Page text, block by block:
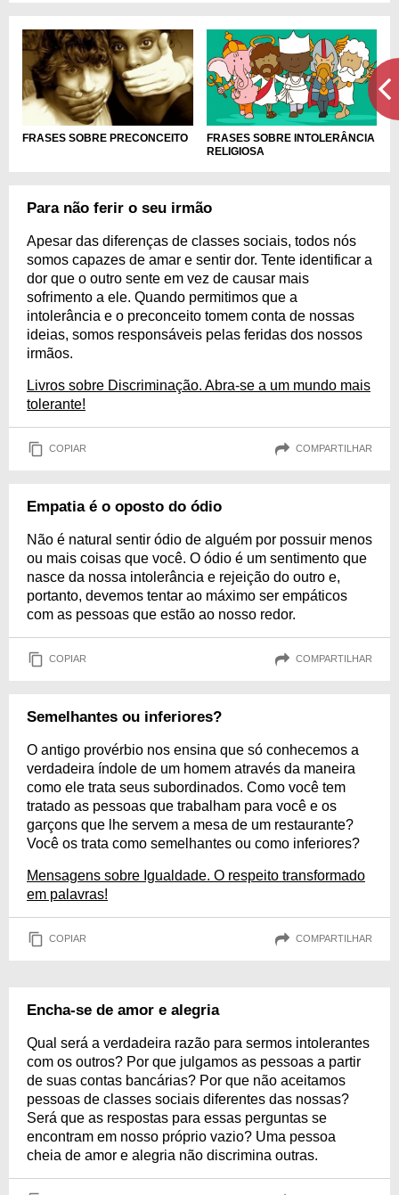
FRASES SOBRE PRECONCEITO
FRASES SOBRE INTOLERÂNCIA
RELIGIOSA
Para não ferir o seu irmão
Apesar das diferenças de classes sociais, todos nós
somos capazes de amar e sentir dor. Tente identificar a
dor que o outro sente em vez de causar mais
sofrimento a ele. Quando permitimos que a
intolerância e o preconceito tomem conta de nossas
ideias, somos responsáveis pelas feridas dos nossos
irmãos.
Livros sobre Discriminação. Abra-se a um mundo mais
tolerante!
COPIAR COMPARTILHAR
Empatia é o oposto do ódio
Não é natural sentir ódio de alguém por possuir menos
ou mais coisas que você. O ódio é um sentimento que
nasce da nossa intolerância e rejeição do outro e,
portanto, devemos tentar ao máximo ser empáticos
com as pessoas que estão ao nosso redor.
COPIAR COMPARTILHAR
Semelhantes ou inferiores?
O antigo provérbio nos ensina que só conhecemos a
verdadeira índole de um homem através da maneira
como ele trata seus subordinados. Como você tem
tratado as pessoas que trabalham para você e os
garçons que lhe servem a mesa de um restaurante?
Você os trata como semelhantes ou como inferiores?
Mensagens sobre Igualdade. O respeito transformado
em palavras!
COPIAR COMPARTILHAR
Encha-se de amor e alegria
Qual será a verdadeira razão para sermos intolerantes
com os outros? Por que julgamos as pessoas a partir
de suas contas bancárias? Por que não aceitamos
pessoas de classes sociais diferentes das nossas?
Será que as respostas para essas perguntas se
encontram em nosso próprio vazio? Uma pessoa
cheia de amor e alegria não discrimina outras.